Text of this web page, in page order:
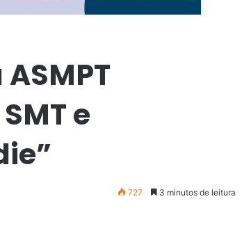
e
727 3 minutos de leitura